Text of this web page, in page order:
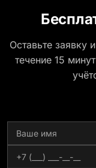
Оставьте заявку
течение 15